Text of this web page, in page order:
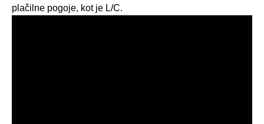
plačilne pogoje, kot je L/C.